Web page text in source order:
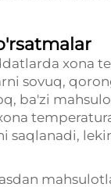
xona
sovuq,
ba'zi
saqlanadi,